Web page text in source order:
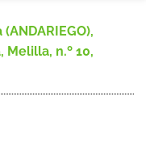
Melilla, n.º 10,